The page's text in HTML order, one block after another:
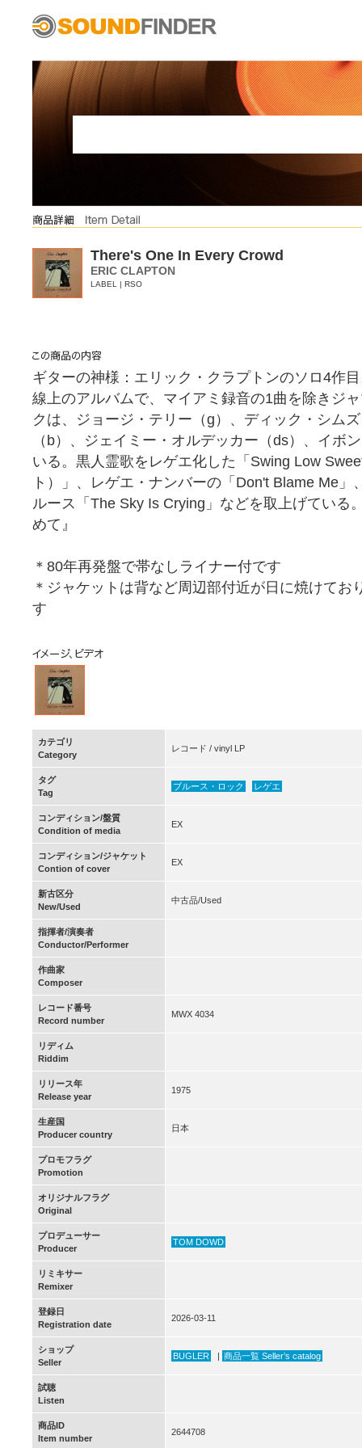
There's One In Every Crowd
ERIC CLAPTON
LABEL | RSO
ギターの神様：エリック・クラプトンのソロ4作
線上のアルバムで、マイアミ録音の1曲を除きジ
クは、ジョージ・テリー（g）、ディック・シム
（b）、ジェイミー・オルデッカー（ds）、イボ
いる。黒人霊歌をレゲエ化した「Swing Low
ト）」、レゲエ・ナンバーの「Don't Blame Me
ルース「The Sky Is Crying」などを取上げている
めて』
＊80年再発盤で帯なしライナー付です
＊ジャケットは背など周辺部付近が日に焼けてお
す
カテゴリ
Category
レコード / vinyl LP
タグ
Tag
ブルース・ロック レゲエ
コンディション/盤質
Condition of media
EX
コンディション/ジャケット
Contion of cover
EX
新古区分
New/Used
中古品/Used
指揮者/演奏者
Conductor/Performer
作曲家
Composer
レコード番号
Record number
MWX 4034
リディム
Riddim
リリース年
Release year
1975
生産国
Producer country
日本
プロモフラグ
Promotion
オリジナルフラグ
Original
プロデューサー
Producer
TOM DOWD
リミキサー
Remixer
登録日
Registration date
2026-03-11
ショップ
Seller
BUGLER | 商品一覧 Seller’s catalog
試聴
Listen
商品ID
Item number
2644708